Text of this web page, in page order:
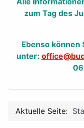
zum Tag des
Ebenso können
unter:
Aktuelle Seite: